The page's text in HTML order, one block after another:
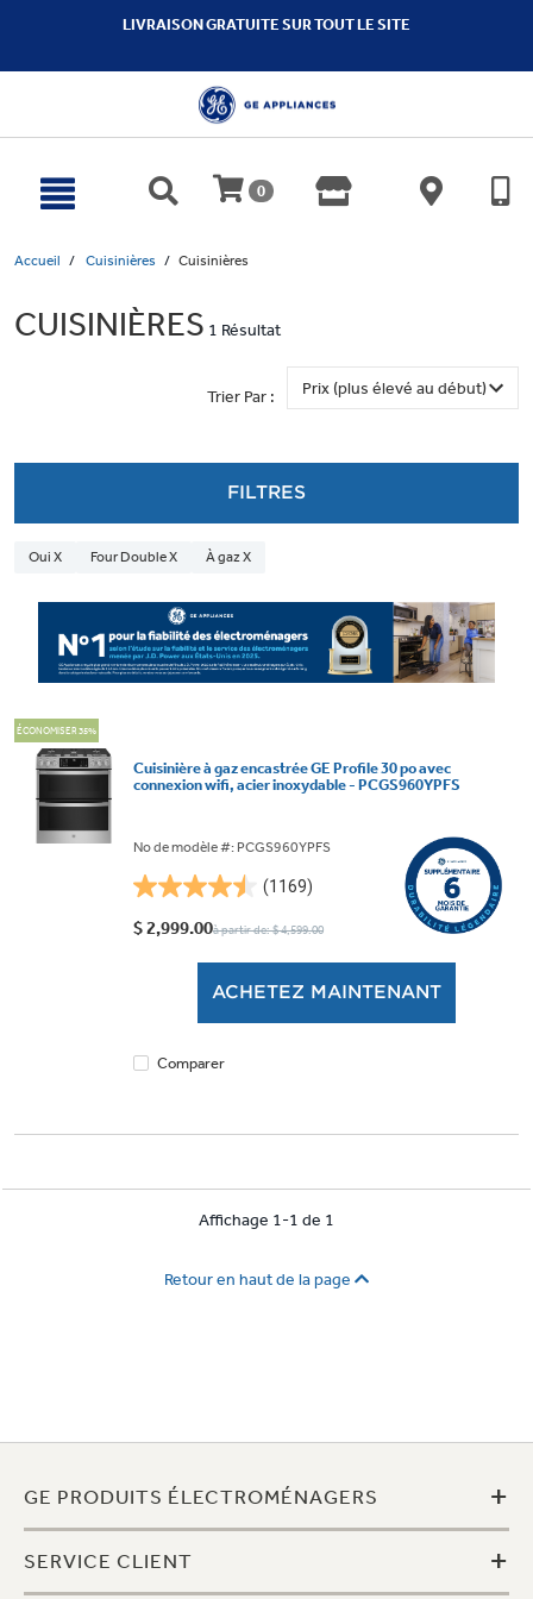
LIVRAISON GRATUITE SUR TOUT LE SITE
0
Accueil Cuisinières Cuisinières
CUISINIÈRES 1 Résultat
Trier Par :
FILTRES
Oui X Four Double X À gaz X
ÉCONOMISER 35%
Cuisinière à gaz encastrée GE Profile 30 po avec
connexion wifi, acier inoxydable - PCGS960YPFS
No de modèle #: PCGS960YPFS
(1169)
4.5
étoile(s)
$ 2,999.00à partir de: $ 4,599.00
ACHETEZ MAINTENANT
Comparer
Affichage 1-1 de 1
Retour en haut de la page
GE PRODUITS ÉLECTROMÉNAGERS +
SERVICE CLIENT +